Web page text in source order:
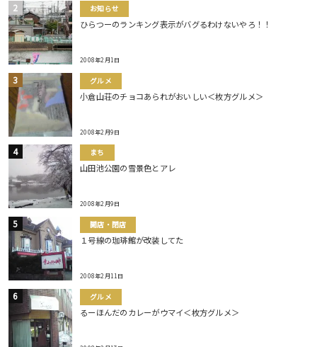
お知らせ
ひらつーのランキング表示がバグるわけないやろ！！
2008年2月1日
グルメ
小倉山荘のチョコあられがおいしい＜枚方グルメ＞
2008年2月9日
まち
山田池公園の雪景色とアレ
2008年2月9日
開店・閉店
１号線の珈琲館が改装してた
2008年2月11日
グルメ
るーほんだのカレーがウマイ＜枚方グルメ＞